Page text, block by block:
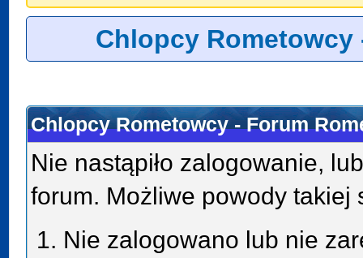
Chlopcy Rometowcy
Chlopcy Rometowcy - Forum
Nie nastąpiło zalogowanie,
forum. Możliwe powody takiej
Nie zalogowano lub nie